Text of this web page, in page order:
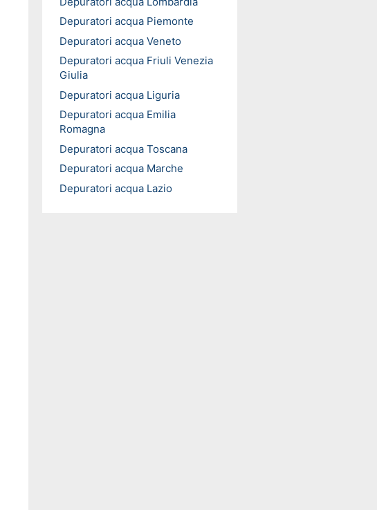
Depuratori acqua Piemonte
Depuratori acqua Veneto
Depuratori acqua Friuli Venezia
Giulia
Depuratori acqua Liguria
Depuratori acqua Emilia
Romagna
Depuratori acqua Toscana
Depuratori acqua Marche
Depuratori acqua Lazio